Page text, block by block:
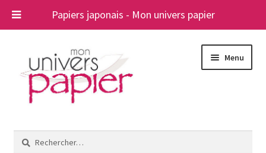
Papiers japonais - Mon univers papier
navigation
contenu
Menu
le
Rechercher :